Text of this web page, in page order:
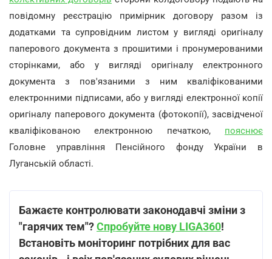
повідомну реєстрацію примірник договору разом із
додатками та супровідним листом у вигляді оригіналу
паперового документа з прошитими і пронумерованими
сторінками, або у вигляді оригіналу електронного
документа з пов'язаними з ним кваліфікованими
електронними підписами, або у вигляді електронної копії
оригіналу паперового документа (фотокопії), засвідченої
кваліфікованою електронною печаткою, пояснює
Головне управління Пенсійного фонду України в
Луганській області.
Бажаєте контролювати законодавчі зміни з
"гарячих тем"?Спробуйте нову LIGA360!
Встановіть моніторинг потрібних для вас